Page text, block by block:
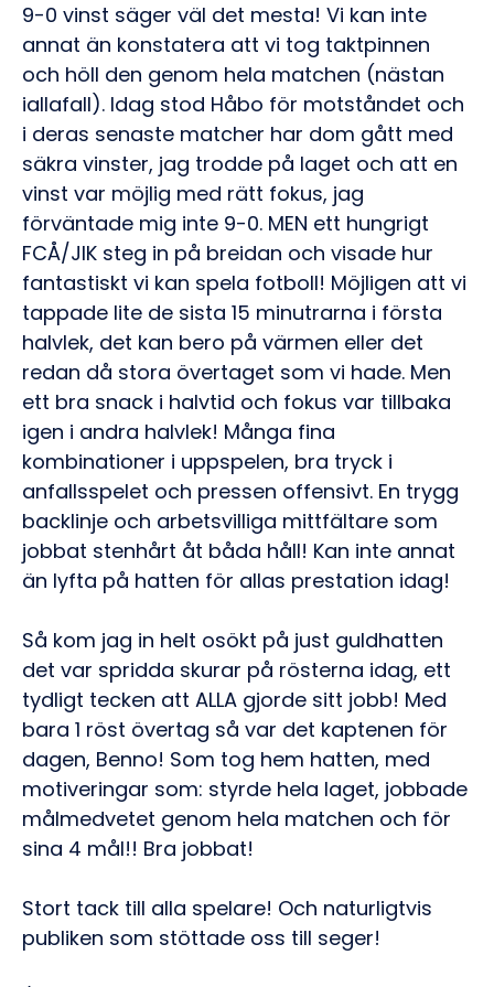
9-0 vinst säger väl det mesta! Vi kan inte
annat än konstatera att vi tog taktpinnen
och höll den genom hela matchen (nästan
iallafall). Idag stod Håbo för motståndet och
i deras senaste matcher har dom gått med
säkra vinster, jag trodde på laget och att en
vinst var möjlig med rätt fokus, jag
förväntade mig inte 9-0. MEN ett hungrigt
FCÅ/JIK steg in på breidan och visade hur
fantastiskt vi kan spela fotboll! Möjligen att vi
tappade lite de sista 15 minutrarna i första
halvlek, det kan bero på värmen eller det
redan då stora övertaget som vi hade. Men
ett bra snack i halvtid och fokus var tillbaka
igen i andra halvlek! Många fina
kombinationer i uppspelen, bra tryck i
anfallsspelet och pressen offensivt. En trygg
backlinje och arbetsvilliga mittfältare som
jobbat stenhårt åt båda håll! Kan inte annat
än lyfta på hatten för allas prestation idag!
Så kom jag in helt osökt på just guldhatten
det var spridda skurar på rösterna idag, ett
tydligt tecken att ALLA gjorde sitt jobb! Med
bara 1 röst övertag så var det kaptenen för
dagen, Benno! Som tog hem hatten, med
motiveringar som: styrde hela laget, jobbade
målmedvetet genom hela matchen och för
sina 4 mål!! Bra jobbat!
Stort tack till alla spelare! Och naturligtvis
publiken som stöttade oss till seger!